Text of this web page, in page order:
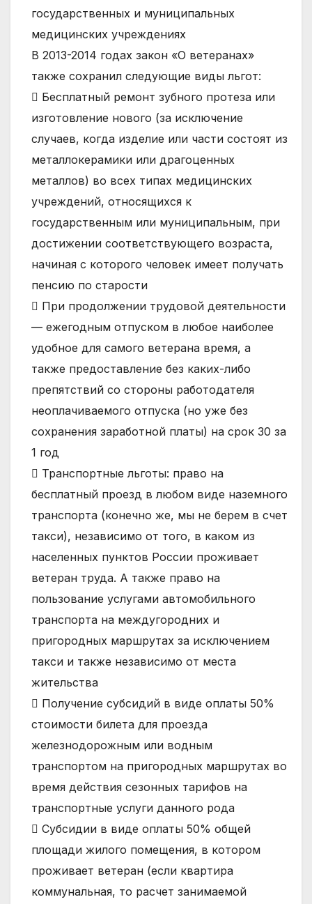
государственных и муниципальных
медицинских учреждениях
В 2013-2014 годах закон «О ветеранах»
также сохранил следующие виды льгот:
 Бесплатный ремонт зубного протеза или
изготовление нового (за исключение
случаев, когда изделие или части состоят из
металлокерамики или драгоценных
металлов) во всех типах медицинских
учреждений, относящихся к
государственным или муниципальным, при
достижении соответствующего возраста,
начиная с которого человек имеет получать
пенсию по старости
 При продолжении трудовой деятельности
— ежегодным отпуском в любое наиболее
удобное для самого ветерана время, а
также предоставление без каких-либо
препятствий со стороны работодателя
неоплачиваемого отпуска (но уже без
сохранения заработной платы) на срок 30 за
1 год
 Транспортные льготы: право на
бесплатный проезд в любом виде наземного
транспорта (конечно же, мы не берем в счет
такси), независимо от того, в каком из
населенных пунктов России проживает
ветеран труда. А также право на
пользование услугами автомобильного
транспорта на междугородних и
пригородных маршрутах за исключением
такси и также независимо от места
жительства
 Получение субсидий в виде оплаты 50%
стоимости билета для проезда
железнодорожным или водным
транспортом на пригородных маршрутах во
время действия сезонных тарифов на
транспортные услуги данного рода
 Субсидии в виде оплаты 50% общей
площади жилого помещения, в котором
проживает ветеран (если квартира
коммунальная, то расчет занимаемой